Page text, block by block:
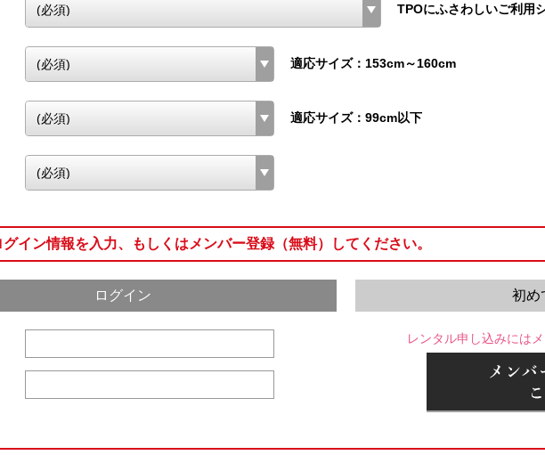
TPOにふさわしいご利用
適応サイズ：153cm～160cm
適応サイズ：99cm以下
グイン情報を入力、もしくはメンバー登録（無料）してください。
ログイン 初め
レンタル申し込みには